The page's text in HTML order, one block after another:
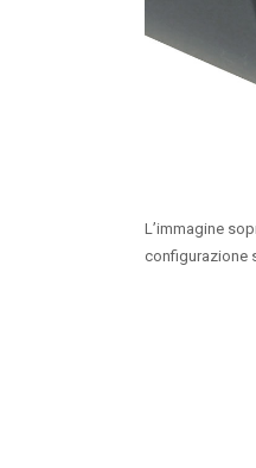
L’immagine
configurazione